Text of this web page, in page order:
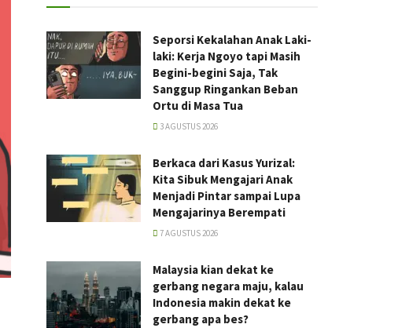
Seporsi Kekalahan Anak Laki-
laki: Kerja Ngoyo tapi Masih
Begini-begini Saja, Tak
Sanggup Ringankan Beban
Ortu di Masa Tua
3 AGUSTUS 2026
Berkaca dari Kasus Yurizal:
Kita Sibuk Mengajari Anak
Menjadi Pintar sampai Lupa
Mengajarinya Berempati
7 AGUSTUS 2026
Malaysia kian dekat ke
gerbang negara maju, kalau
Indonesia makin dekat ke
gerbang apa bes?